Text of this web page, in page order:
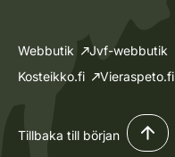
Webbutik Jvf-webbutik
Kosteikko.fi
Vieraspeto.fi
Tillbaka till början